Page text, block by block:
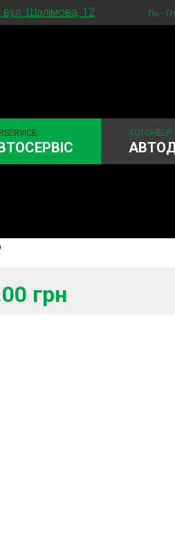
вул. Шалімова, 12 Пн -
AUTOHELP
система
грн